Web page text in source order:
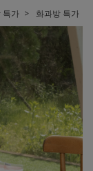
특가 화과방 특가